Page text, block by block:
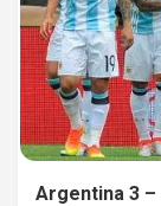
Argentina 3 –